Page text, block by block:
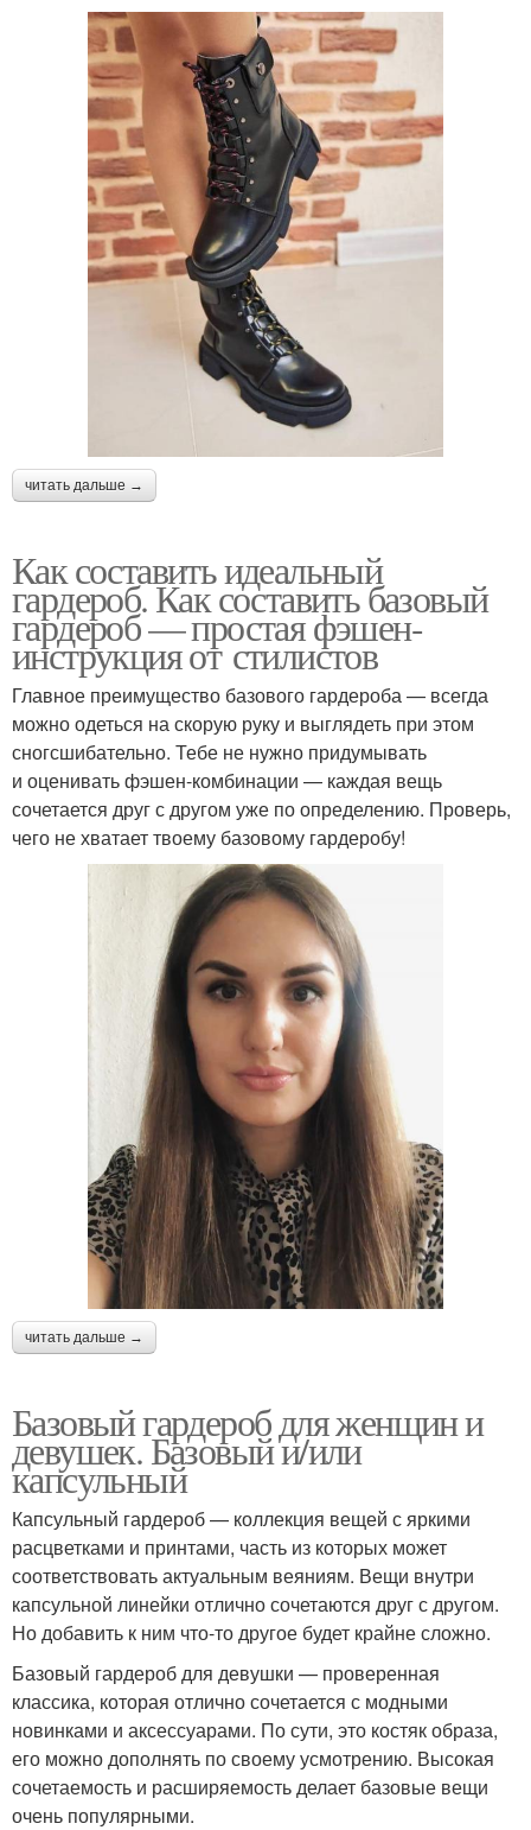
читать дальше →
Как составить идеальный
гардероб. Как составить базовый
гардероб — простая фэшен-
инструкция от стилистов
Главное преимущество базового гардероба — всегда
можно одеться на скорую руку и выглядеть при этом
сногсшибательно. Тебе не нужно придумывать
и оценивать фэшен-комбинации — каждая вещь
сочетается друг с другом уже по определению. Проверь,
чего не хватает твоему базовому гардеробу!
читать дальше →
Базовый гардероб для женщин и
девушек. Базовый и/или
капсульный
Капсульный гардероб — коллекция вещей с яркими
расцветками и принтами, часть из которых может
соответствовать актуальным веяниям. Вещи внутри
капсульной линейки отлично сочетаются друг с другом.
Но добавить к ним что-то другое будет крайне сложно.
Базовый гардероб для девушки — проверенная
классика, которая отлично сочетается с модными
новинками и аксессуарами. По сути, это костяк образа,
его можно дополнять по своему усмотрению. Высокая
сочетаемость и расширяемость делает базовые вещи
очень популярными.